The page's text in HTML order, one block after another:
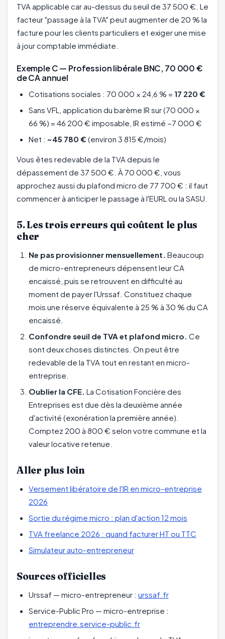
TVA applicable car au-dessus du seuil de 37 500 €. Le
facteur "passage à la TVA" peut augmenter de 20 % la
facture pour les clients particuliers et exiger une mise
à jour comptable immédiate.
Exemple C — Profession libérale BNC, 70 000 €
de CA annuel
Cotisations sociales : 70 000 × 24,6 % = 17 220 €
Sans VFL, application du barème IR sur (70 000 ×
66 %) = 46 200 € imposable, IR estimé ~7 000 €
Net : ~45 780 €(environ 3 815 €/mois)
Vous êtes redevable de la TVA depuis le
dépassement de 37 500 €. À 70 000 €, vous
approchez aussi du plafond micro de 77 700 € : il faut
commencer à anticiper le passage à l'EURL ou la SASU.
5. Les trois erreurs qui coûtent le plus
cher
Ne pas provisionner mensuellement. Beaucoup
de micro-entrepreneurs dépensent leur CA
encaissé, puis se retrouvent en difficulté au
moment de payer l'Urssaf. Constituez chaque
mois une réserve équivalente à 25 % à 30 % du CA
encaissé.
Confondre seuil de TVA et plafond micro. Ce
sont deux choses distinctes. On peut être
redevable de la TVA tout en restant en micro-
entreprise.
Oublier la CFE. La Cotisation Foncière des
Entreprises est due dès la deuxième année
d'activité (exonération la première année).
Comptez 200 à 800 € selon votre commune et la
valeur locative retenue.
Aller plus loin
Versement libératoire de l'IR en micro-entreprise
2026
Sortie du régime micro : plan d'action 12 mois
TVA freelance 2026 : quand facturer HT ou TTC
Simulateur auto-entrepreneur
Sources officielles
Urssaf — micro-entrepreneur : urssaf.fr
Service-Public Pro — micro-entreprise :
entreprendre.service-public.fr